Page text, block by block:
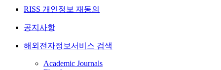
RISS 개인정보 재동의
공지사항
해외전자정보서비스 검색
Academic Journals